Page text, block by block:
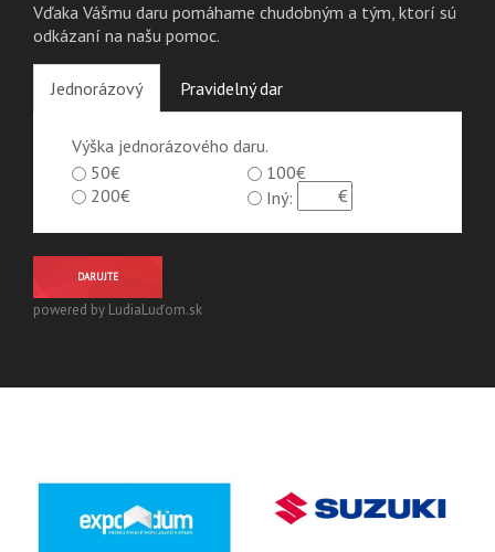
Vďaka Vášmu daru pomáhame chudobným a tým, ktorí sú
odkázaní na našu pomoc.
Jednorázový Pravidelný dar
Výška jednorázového daru.
50€
100€
200€
Iný:
DARUJTE
powered by LudiaLuďom.sk